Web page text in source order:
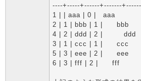
----+-----+------+-------
1 | | aaa | 0 | aaa
2 | 1 | bbb | 1 | bbb
4 | 2 | ddd | 2 | ddd
3 | 1 | ccc | 1 | ccc
5 | 3 | eee | 2 | eee
6 | 3 | fff | 2 | fff